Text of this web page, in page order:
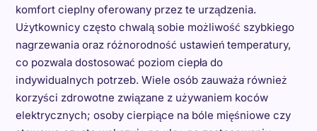
komfort cieplny oferowany przez te urządzenia.
Użytkownicy często chwalą sobie możliwość szybkiego
nagrzewania oraz różnorodność ustawień temperatury,
co pozwala dostosować poziom ciepła do
indywidualnych potrzeb. Wiele osób zauważa również
korzyści zdrowotne związane z używaniem koców
elektrycznych; osoby cierpiące na bóle mięśniowe czy